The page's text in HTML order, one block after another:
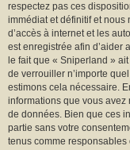
respectez pas ces
immédiat et définitif et nous
d’accès à internet et les
est enregistrée afin d’aider
le fait que « Sniperland »
de verrouiller n’importe
estimons cela nécessaire.
informations que vous
de données. Bien que ces
partie sans votre
tenus comme